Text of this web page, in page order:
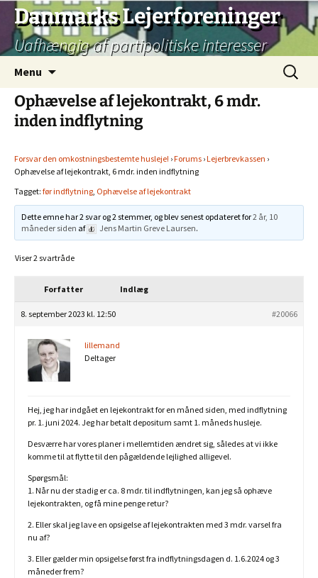
Hop
indhold
Danmarks Lejerforeninger
Uafhængig af partipolitiske interesser
Menu
Søg
efter:
Ophævelse af lejekontrakt, 6 mdr.
inden indflytning
Forsvar den omkostningsbestemte husleje! ›Forums ›Lejerbrevkassen ›
Ophævelse af lejekontrakt, 6 mdr. inden indflytning
Tagget: før indflytning, Ophævelse af lejekontrakt
Dette emne har 2 svar og 2 stemmer, og blev senest opdateret for2 år, 10
måneder siden af Jens Martin Greve Laursen.
Viser 2 svartråde
Forfatter Indlæg
8. september 2023 kl. 12:50 #20066
lillemand
Deltager
Hej, jeg har indgået en lejekontrakt for en måned siden, med indflytning
pr. 1. juni 2024. Jeg har betalt depositum samt 1. måneds husleje.
Desværre har vores planer i mellemtiden ændret sig, således at vi ikke
komme til at flytte til den pågældende lejlighed alligevel.
Spørgsmål:
1. Når nu der stadig er ca. 8 mdr. til indflytningen, kan jeg så ophæve
lejekontrakten, og få mine penge retur?
2. Eller skal jeg lave en opsigelse af lejekontrakten med 3 mdr. varsel fra
nu af?
3. Eller gælder min opsigelse først fra indflytningsdagen d. 1.6.2024 og 3
måneder frem?